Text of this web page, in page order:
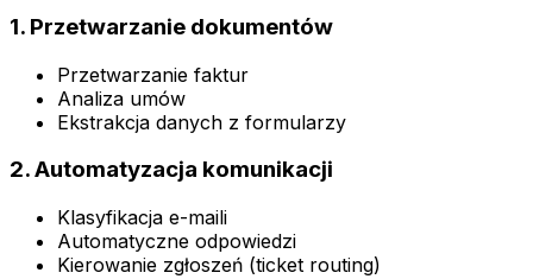
1. Przetwarzanie dokumentów
Przetwarzanie faktur
Analiza umów
Ekstrakcja danych z formularzy
2. Automatyzacja komunikacji
Klasyfikacja e-maili
Automatyczne odpowiedzi
Kierowanie zgłoszeń (ticket routing)